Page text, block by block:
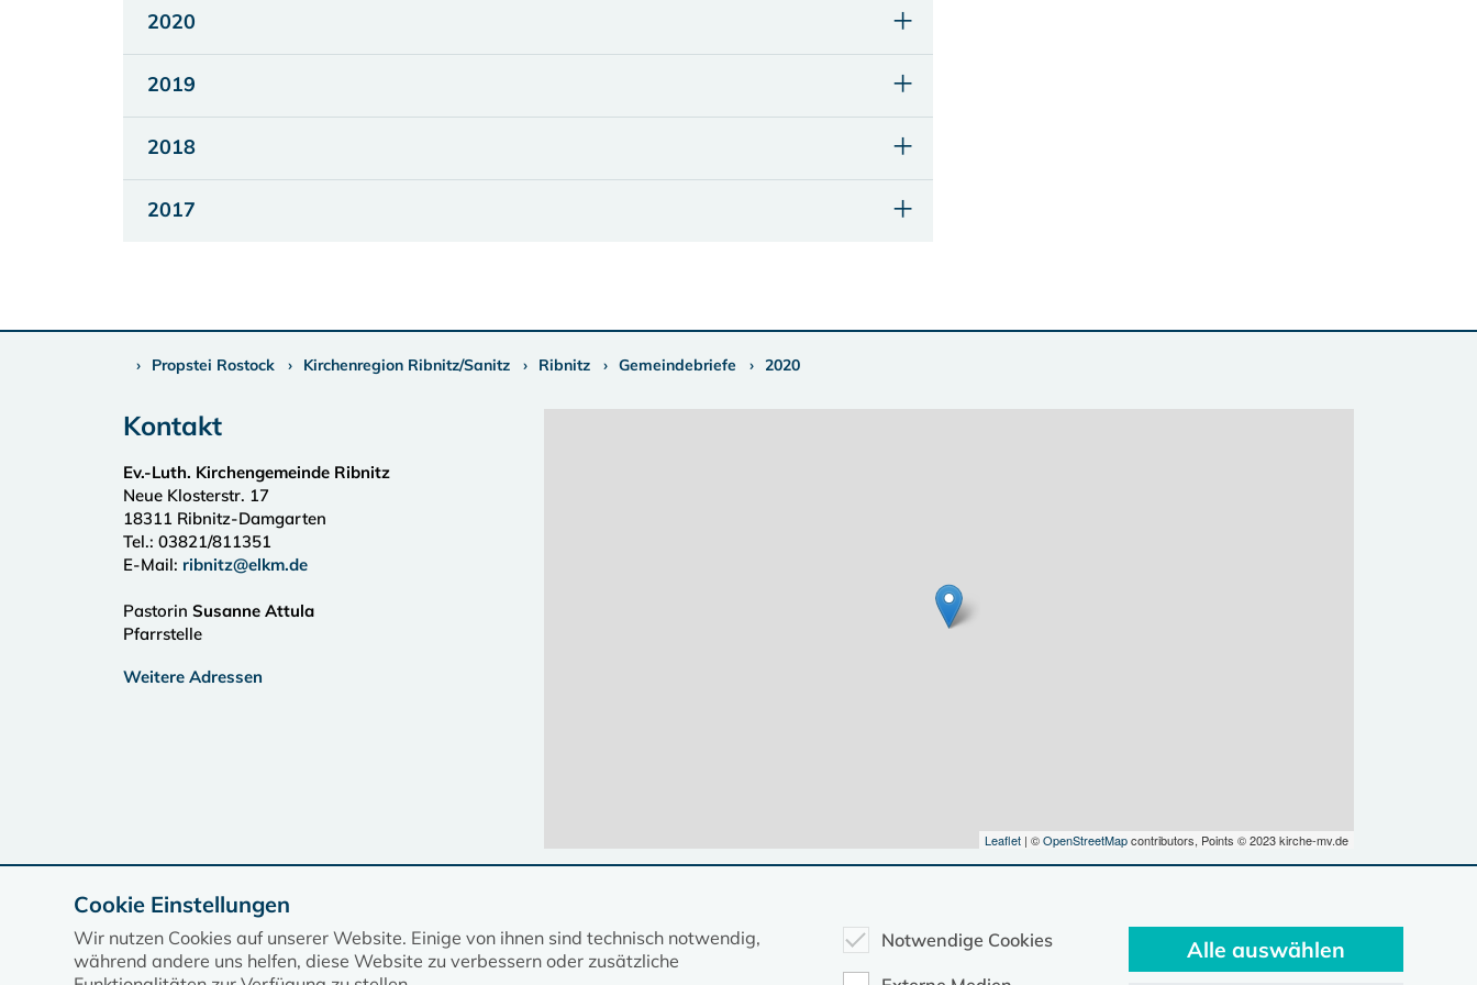
2020
2019
2018
2017
Propstei Rostock Kirchenregion Ribnitz/Sanitz Ribnitz Gemeindebriefe 2020
Kontakt
Ev.-Luth. Kirchengemeinde Ribnitz
Neue Klosterstr. 17
18311 Ribnitz-Damgarten
Tel.: 03821/811351
E-Mail: ribnitz@elkm.de
Pastorin Susanne Attula
Pfarrstelle
Weitere Adressen
Leaflet| ©OpenStreetMapcontributors, Points © 2023 kirche-mv.de
Diese Seite gehört zum Portal
kirche-mv.de
Evangelische Kirche in Mecklenburg-Vorpommern © 2026
Cookie Einstellungen
Wir nutzen Cookies auf unserer Website. Einige von ihnen sind technisch notwendig,
während andere uns helfen, diese Website zu verbessern oder zusätzliche
Notwendige Cookies Alle auswählen